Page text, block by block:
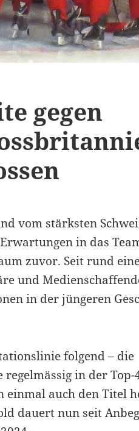
gegen
vom stärksten
in das
zuvor. Seit rund
und
in der jüngeren
folgend – die
in der Top-
einmal auch den Titel
dauert nun seit